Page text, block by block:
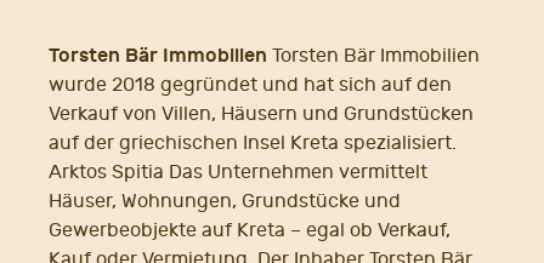
Torsten Bär Immobilien Torsten Bär Immobilien
wurde 2018 gegründet und hat sich auf den
Verkauf von Villen, Häusern und Grundstücken
auf der griechischen Insel Kreta spezialisiert.
Arktos Spitia Das Unternehmen vermittelt
Häuser, Wohnungen, Grundstücke und
Gewerbeobjekte auf Kreta – egal ob Verkauf,